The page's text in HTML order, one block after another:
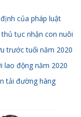
của pháp luật
tục nhận con nuôi
trước tuổi năm 2020
lao động năm 2020
tải đường hàng